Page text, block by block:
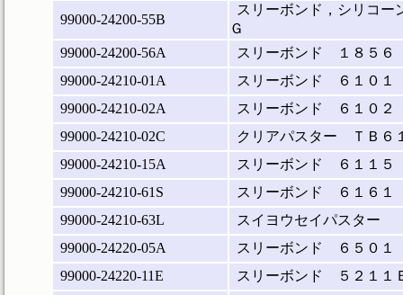
99000-24200-55B
スリーボンド，シリコー
Ｇ
99000-24200-56A
スリーボンド １８５６
99000-24210-01A
スリーボンド ６１０１
99000-24210-02A
スリーボンド ６１０２
99000-24210-02C
クリアパスター ＴＢ６
99000-24210-15A
スリーボンド ６１１５
99000-24210-61S
スリーボンド ６１６
99000-24210-63L
スイヨウセイパスター
99000-24220-05A
スリーボンド ６５０１
99000-24220-11E
スリーボンド ５２１１